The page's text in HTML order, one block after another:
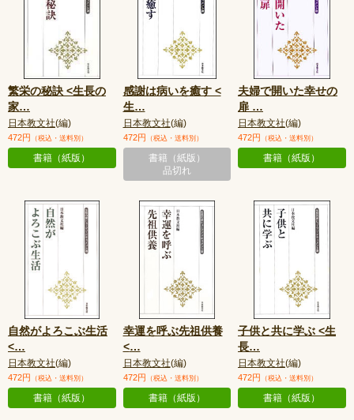
繁栄の秘訣 <生長の
家…
日本教文社(編)
472円 （税込・送料別）
書籍（紙版）
感謝は病いを癒す <
生…
日本教文社(編)
472円 （税込・送料別）
書籍（紙版）
品切れ
夫婦で開いた幸せの
扉 …
日本教文社(編)
472円 （税込・送料別）
書籍（紙版）
自然がよろこぶ生活
<…
日本教文社(編)
472円 （税込・送料別）
書籍（紙版）
幸運を呼ぶ先祖供養
<…
日本教文社(編)
472円 （税込・送料別）
書籍（紙版）
子供と共に学ぶ <生
長…
日本教文社(編)
472円 （税込・送料別）
書籍（紙版）